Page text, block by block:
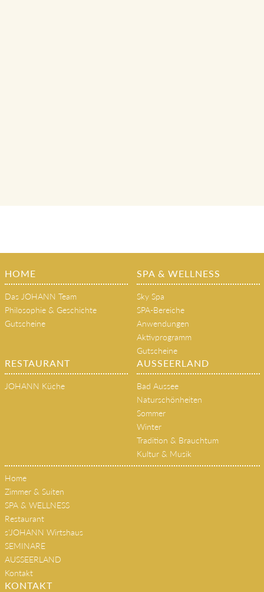
HOME
Das JOHANN Team
Philosophie & Geschichte
Gutscheine
SPA & WELLNESS
Sky Spa
SPA-Bereiche
Anwendungen
Aktivprogramm
Gutscheine
RESTAURANT
JOHANN Küche
AUSSEERLAND
Bad Aussee
Naturschönheiten
Sommer
Winter
Tradition & Brauchtum
Kultur & Musik
Home
Zimmer & Suiten
SPA & WELLNESS
Restaurant
s'JOHANN Wirtshaus
SEMINARE
AUSSEERLAND
Kontakt
KONTAKT